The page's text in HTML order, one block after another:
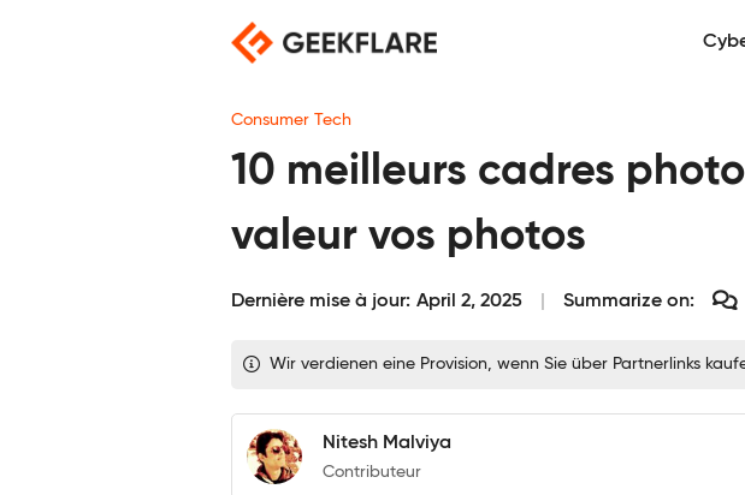
Consumer Tech
10 meilleurs cadres
valeur vos photos
Dernière mise à jour: April 2, 2025 Summarize on:
Wir verdienen eine Provision, wenn Sie über Partnerlinks
Nitesh Malviya
Contributeur